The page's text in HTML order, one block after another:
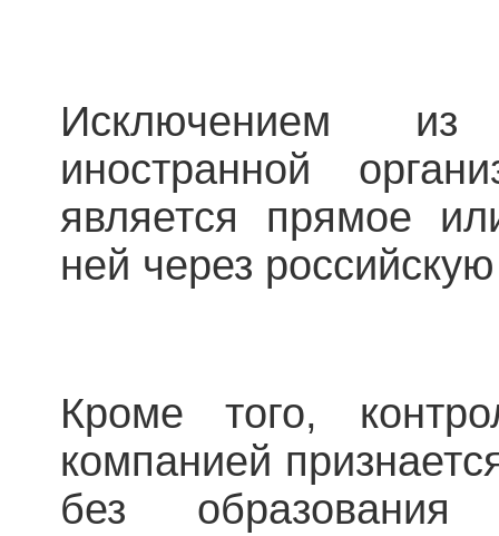
Исключением из
иностранной
является прямое
ней через
Кроме того,
компанией
без образования